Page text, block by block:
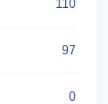
110
97
0